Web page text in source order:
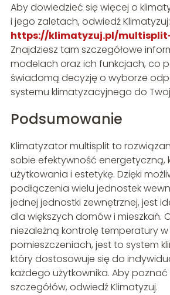
Aby dowiedzieć się więcej o
i jego zaletach, odwiedź Klimatyzuj:
https://klimatyzuj.pl/
Znajdziesz tam szczegółowe
modelach oraz ich funkcjach, co
świadomą decyzję o wyborze
systemu klimatyzacyjnego do
Podsumowanie
Klimatyzator multisplit to
sobie efektywność energetyczną,
użytkowania i estetykę. Dzięki
podłączenia wielu jednostek
jednej jednostki zewnętrznej, jest
dla większych domów i mieszkań.
niezależną kontrolę temperatury
pomieszczeniach, jest to system
który dostosowuje się do
każdego użytkownika. Aby poznać
szczegółów, odwiedź Klimatyzuj.